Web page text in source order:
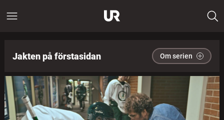
Jakten på förstasidan Om serien